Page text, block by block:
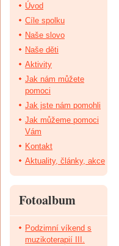
Úvod
Cíle spolku
Naše slovo
Naše děti
Aktivity
Jak nám můžete
pomoci
Jak jste nám pomohli
Jak můžeme pomoci
Vám
Kontakt
Aktuality, články, akce
Fotoalbum
Podzimní víkend s
muzikoterapií III.